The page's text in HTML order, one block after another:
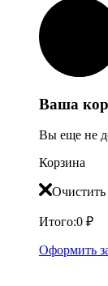
Ваша
Вы еще не
Корзина
Очистить
Итого:0 ₽
Оформить